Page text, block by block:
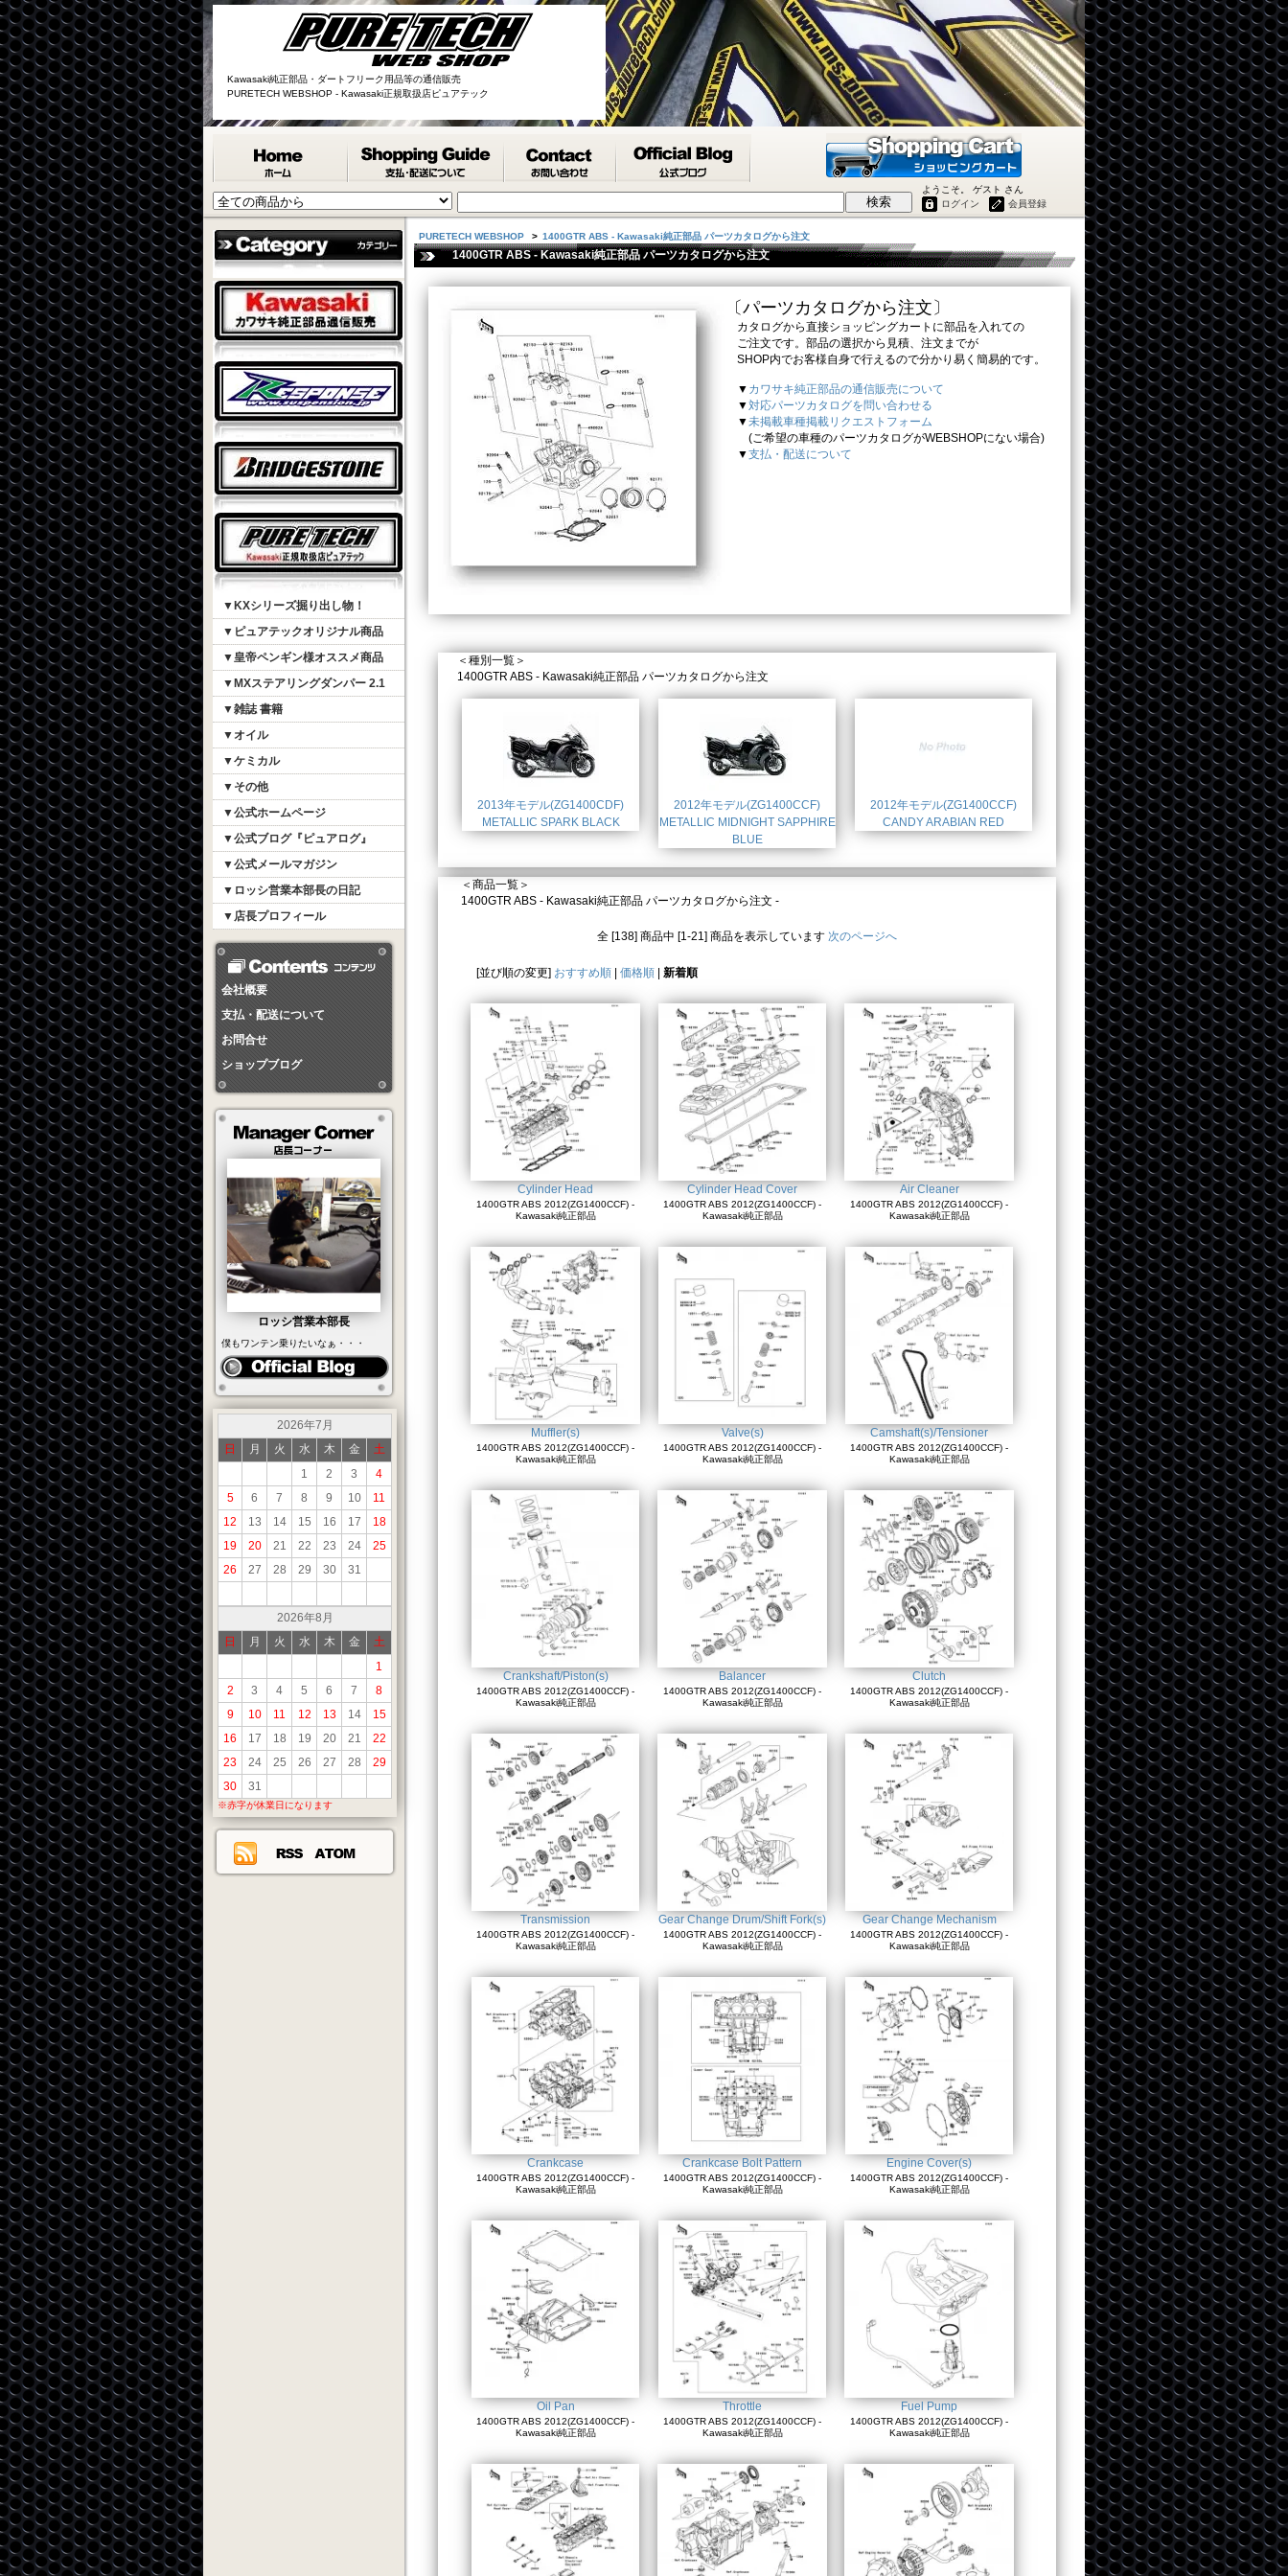
Kawasaki純正部品・ダートフリーク用品等の通信販売
PURETECH WEBSHOP - Kawasaki正規取扱店ピュアテック
検索
ようこそ。 ゲスト さん
ログイン
会員登録
▼KXシリーズ掘り出し物！
▼ピュアテックオリジナル商品
▼皇帝ペンギン様オススメ商品
▼MXステアリングダンパー 2.1
▼雑誌 書籍
▼オイル
▼ケミカル
▼その他
▼公式ホームページ
▼公式ブログ『ピュアログ』
▼公式メールマガジン
▼ロッシ営業本部長の日記
▼店長プロフィール
会社概要
支払・配送について
お問合せ
ショップブログ
ロッシ営業本部長
僕もワンテン乗りたいなぁ・・・
2026年7月
日
月 火 水 木 金
土
1
2 3
4
5
6 7 8 9 10
11
12
13 14 15 16 17
18
19
20 21 22 23 24
25
26
27 28 29 30 31
2026年8月
日
月 火 水 木 金
土
1
2
3 4 5 6 7
8
9
10 11 12 13 14
15
16
17 18 19 20 21
22
23
24 25 26 27 28
29
30
31
※赤字が休業日になります
PURETECH WEBSHOP > 1400GTR ABS - Kawasaki純正部品 パーツカタログから注文
1400GTR ABS - Kawasaki純正部品 パーツカタログから注文
〔パーツカタログから注文〕
カタログから直接ショッピングカートに部品を入れての
ご注文です。部品の選択から見積、注文までが
SHOP内でお客様自身で行えるので分かり易く簡易的です。
▼ カワサキ純正部品の通信販売について
▼対応パーツカタログを問い合わせる
▼未掲載車種掲載リクエストフォーム
(ご希望の車種のパーツカタログがWEBSHOPにない場合)
▼支払・配送について
＜種別一覧＞
1400GTR ABS - Kawasaki純正部品 パーツカタログから注文
2013年モデル(ZG1400CDF)
METALLIC SPARK BLACK
2012年モデル(ZG1400CCF)
METALLIC MIDNIGHT SAPPHIRE
BLUE
2012年モデル(ZG1400CCF)
CANDY ARABIAN RED
＜商品一覧＞
1400GTR ABS - Kawasaki純正部品 パーツカタログから注文 -
全 [138] 商品中 [1-21] 商品を表示しています 次のページへ
[並び順の変更] おすすめ順 価格順 新着順
Cylinder Head
1400GTR ABS 2012(ZG1400CCF) -
Kawasaki純正部品
Cylinder Head Cover
1400GTR ABS 2012(ZG1400CCF) -
Kawasaki純正部品
Air Cleaner
1400GTR ABS 2012(ZG1400CCF) -
Kawasaki純正部品
Muffler(s)
1400GTR ABS 2012(ZG1400CCF) -
Kawasaki純正部品
Valve(s)
1400GTR ABS 2012(ZG1400CCF) -
Kawasaki純正部品
Camshaft(s)/Tensioner
1400GTR ABS 2012(ZG1400CCF) -
Kawasaki純正部品
Crankshaft/Piston(s)
1400GTR ABS 2012(ZG1400CCF) -
Kawasaki純正部品
Balancer
1400GTR ABS 2012(ZG1400CCF) -
Kawasaki純正部品
Clutch
1400GTR ABS 2012(ZG1400CCF) -
Kawasaki純正部品
Transmission
1400GTR ABS 2012(ZG1400CCF) -
Kawasaki純正部品
Gear Change Drum/Shift Fork(s)
1400GTR ABS 2012(ZG1400CCF) -
Kawasaki純正部品
Gear Change Mechanism
1400GTR ABS 2012(ZG1400CCF) -
Kawasaki純正部品
Crankcase
1400GTR ABS 2012(ZG1400CCF) -
Kawasaki純正部品
Crankcase Bolt Pattern
1400GTR ABS 2012(ZG1400CCF) -
Kawasaki純正部品
Engine Cover(s)
1400GTR ABS 2012(ZG1400CCF) -
Kawasaki純正部品
Oil Pan
1400GTR ABS 2012(ZG1400CCF) -
Kawasaki純正部品
Throttle
1400GTR ABS 2012(ZG1400CCF) -
Kawasaki純正部品
Fuel Pump
1400GTR ABS 2012(ZG1400CCF) -
Kawasaki純正部品